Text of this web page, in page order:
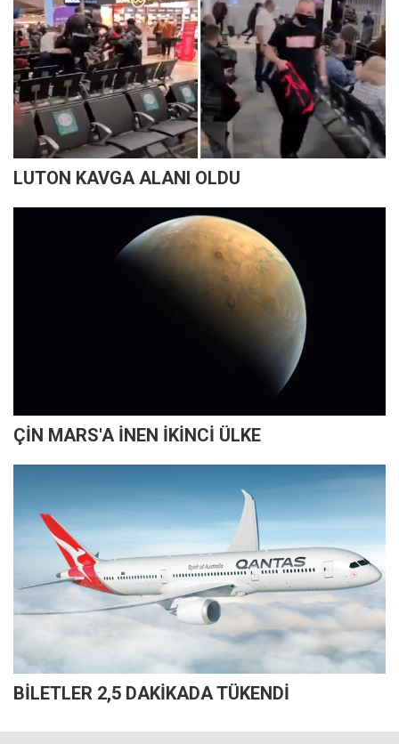
LUTON KAVGA ALANI OLDU
ÇİN MARS'A İNEN İKİNCİ ÜLKE
BİLETLER 2,5 DAKİKADA TÜKENDİ